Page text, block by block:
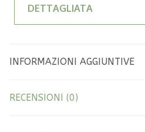
DETTAGLIATA
INFORMAZIONI AGGIUNTIVE
RECENSIONI (0)